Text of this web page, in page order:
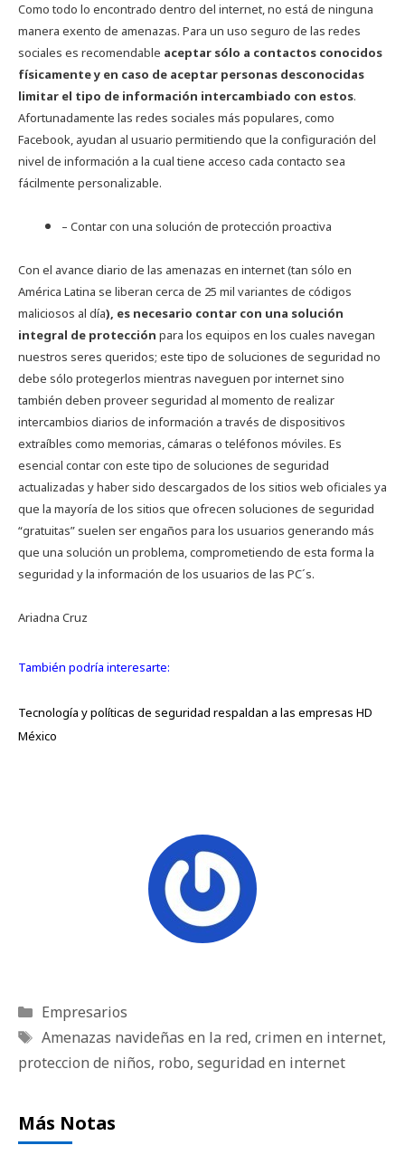
Como todo lo encontrado dentro del internet, no está de ninguna
manera exento de amenazas. Para un uso seguro de las redes
sociales es recomendable aceptar sólo a contactos conocidos
físicamente y en caso de aceptar personas desconocidas
limitar el tipo de información intercambiado con estos.
Afortunadamente las redes sociales más populares, como
Facebook, ayudan al usuario permitiendo que la configuración del
nivel de información a la cual tiene acceso cada contacto sea
fácilmente personalizable.
– Contar con una solución de protección proactiva
Con el avance diario de las amenazas en internet (tan sólo en
América Latina se liberan cerca de 25 mil variantes de códigos
maliciosos al día), es necesario contar con una solución
integral de protección para los equipos en los cuales navegan
nuestros seres queridos; este tipo de soluciones de seguridad no
debe sólo protegerlos mientras naveguen por internet sino
también deben proveer seguridad al momento de realizar
intercambios diarios de información a través de dispositivos
extraíbles como memorias, cámaras o teléfonos móviles. Es
esencial contar con este tipo de soluciones de seguridad
actualizadas y haber sido descargados de los sitios web oficiales ya
que la mayoría de los sitios que ofrecen soluciones de seguridad
“gratuitas” suelen ser engaños para los usuarios generando más
que una solución un problema, comprometiendo de esta forma la
seguridad y la información de los usuarios de las PC´s.
Ariadna Cruz
También podría interesarte:
Tecnología y políticas de seguridad respaldan a las empresas HD
México
Categorías
Empresarios
Etiquetas
Amenazas navideñas en la red, crimen en internet,
proteccion de niños, robo, seguridad en internet
Más Notas